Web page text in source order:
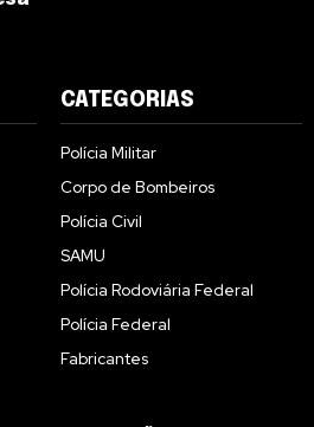
CATEGORIAS
Polícia Militar
Corpo de Bombeiros
Polícia Civil
SAMU
Polícia Rodoviária Federal
Polícia Federal
Fabricantes